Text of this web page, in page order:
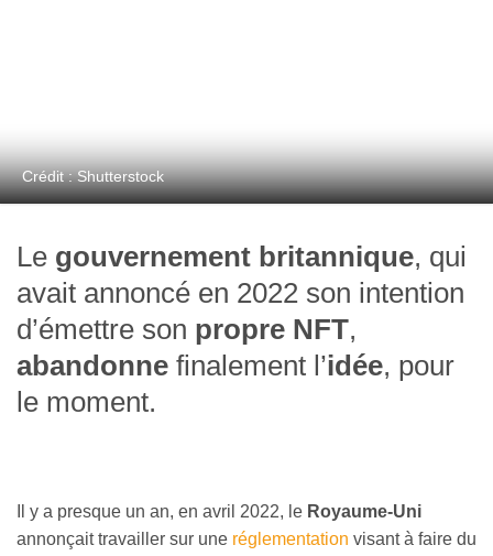
Crédit : Shutterstock
Le gouvernement britannique, qui
avait annoncé en 2022 son intention
d’émettre son propre NFT,
abandonne finalement l’idée, pour
le moment.
Il y a presque un an, en avril 2022, le Royaume-Uni
annonçait travailler sur une réglementation visant à faire du